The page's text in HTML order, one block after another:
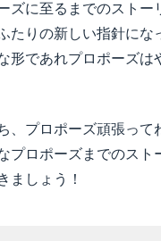
ズに至るまでのストー
たりの新しい指針にな
形であれプロポーズは
、プロポーズ頑張って
プロポーズまでのスト
ましょう！